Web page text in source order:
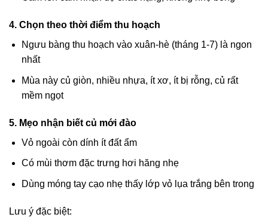
4. Chọn theo thời điểm thu hoạch
Ngưu bàng thu hoạch vào xuân-hè (tháng 1-7) là ngon
nhất
Mùa này củ giòn, nhiều nhựa, ít xơ, ít bị rỗng, củ rất
mềm ngọt
5. Mẹo nhận biết củ mới đào
Vỏ ngoài còn dính ít đất ẩm
Có mùi thơm đặc trưng hơi hăng nhẹ
Dùng móng tay cạo nhẹ thấy lớp vỏ lụa trắng bên trong
Lưu ý đặc biệt: